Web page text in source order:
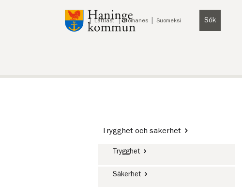
Till innehåll på sidan
Lyssna Lättläst Romanes Suomeksi Sök
Trygghet och säkerhet
Trygghet
Säkerhet